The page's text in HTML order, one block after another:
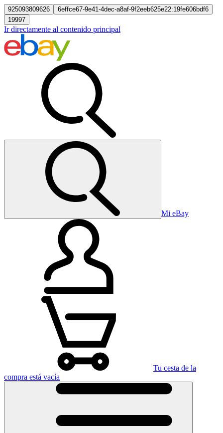
925093809626
6effce67-9e41-4dec-a8af-9f2eeb625e22:19fe606bdf6
19997
Ir directamente al contenido principal
Mi eBay
Tu cesta de la
compra está vacía